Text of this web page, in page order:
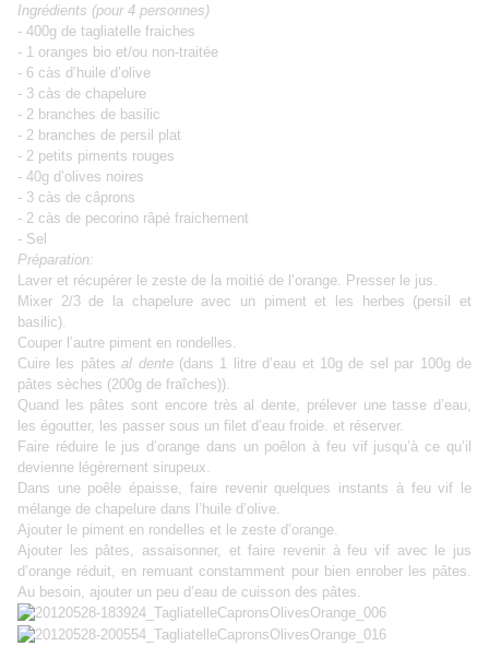
Ingrédients (pour 4 personnes)
- 400g de tagliatelle fraiches
- 1 oranges bio et/ou non-traitée
- 6 càs d’huile d’olive
- 3 càs de chapelure
- 2 branches de basilic
- 2 branches de persil plat
- 2 petits piments rouges
- 40g d’olives noires
- 3 càs de câprons
- 2 càs de pecorino râpé fraichement
- Sel
Préparation:
Laver et récupérer le zeste de la moitié de l’orange. Presser le jus.
Mixer 2/3 de la chapelure avec un piment et les herbes (persil et
basilic).
Couper l’autre piment en rondelles.
Cuire les pâtesal dente(dans 1 litre d’eau et 10g de sel par 100g de
pâtes sèches (200g de fraîches)).
Quand les pâtes sont encore très al dente, prélever une tasse d’eau,
les égoutter, les passer sous un filet d’eau froide. et réserver.
Faire réduire le jus d’orange dans un poêlon à feu vif jusqu’à ce qu’il
devienne légèrement sirupeux.
Dans une poêle épaisse, faire revenir quelques instants à feu vif le
mélange de chapelure dans l’huile d’olive.
Ajouter le piment en rondelles et le zeste d’orange.
Ajouter les pâtes, assaisonner, et faire revenir à feu vif avec le jus
d’orange réduit, en remuant constamment pour bien enrober les pâtes.
Au besoin, ajouter un peu d’eau de cuisson des pâtes.